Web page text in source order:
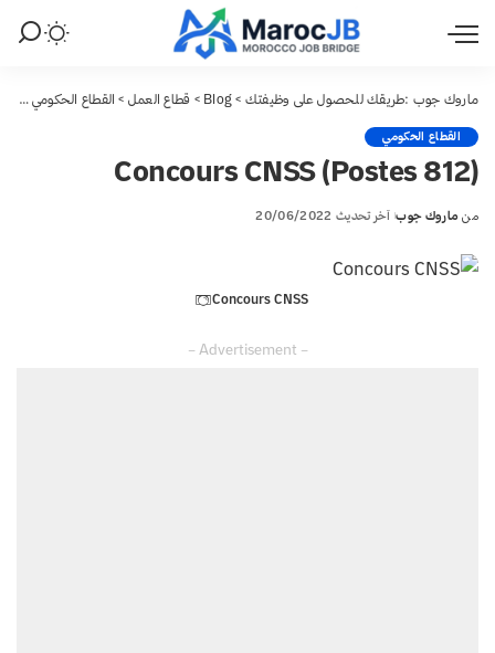
ماروك جوب :طريقك للحصول على وظيفتك >
Blog
> قطاع العمل > القطاع الحكومي >
القطاع الحكومي
(812 Postes) Concours CNSS
Posted
من ماروك جوب آخر تحديث 20/06/2022
Concours CNSS
– Advertisement –